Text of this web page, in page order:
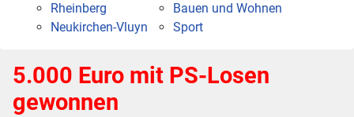
Rheinberg
Neukirchen-Vluyn
Bauen und Wohnen
Sport
5.000 Euro mit PS-Losen
gewonnen